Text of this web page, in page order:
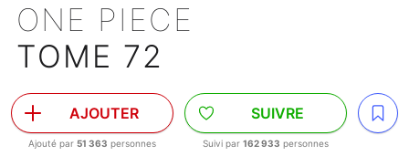
ONE PIECE
TOME 72
AJOUTER
Ajouté par 51 363 personnes
SUIVRE
Suivi par 162 933 personnes